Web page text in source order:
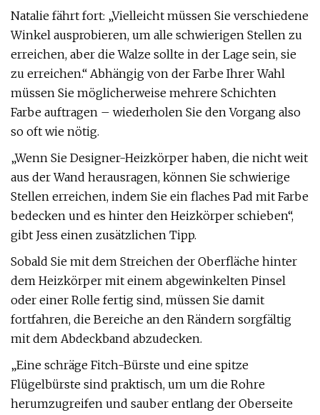
Natalie fährt fort: „Vielleicht müssen Sie verschiedene
Winkel ausprobieren, um alle schwierigen Stellen zu
erreichen, aber die Walze sollte in der Lage sein, sie
zu erreichen.“ Abhängig von der Farbe Ihrer Wahl
müssen Sie möglicherweise mehrere Schichten
Farbe auftragen – wiederholen Sie den Vorgang also
so oft wie nötig.
„Wenn Sie Designer-Heizkörper haben, die nicht weit
aus der Wand herausragen, können Sie schwierige
Stellen erreichen, indem Sie ein flaches Pad mit Farbe
bedecken und es hinter den Heizkörper schieben“,
gibt Jess einen zusätzlichen Tipp.
Sobald Sie mit dem Streichen der Oberfläche hinter
dem Heizkörper mit einem abgewinkelten Pinsel
oder einer Rolle fertig sind, müssen Sie damit
fortfahren, die Bereiche an den Rändern sorgfältig
mit dem Abdeckband abzudecken.
„Eine schräge Fitch-Bürste und eine spitze
Flügelbürste sind praktisch, um um die Rohre
herumzugreifen und sauber entlang der Oberseite